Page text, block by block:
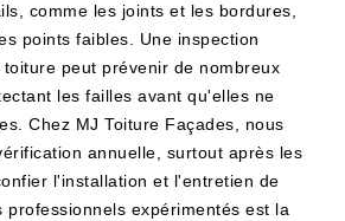
comme les joints et les bordures,
points faibles. Une inspection
peut prévenir de nombreux
les failles avant qu'elles ne
Chez MJ Toiture Façades, nous
annuelle, surtout après les
l'installation et l'entretien de
professionnels expérimentés est la